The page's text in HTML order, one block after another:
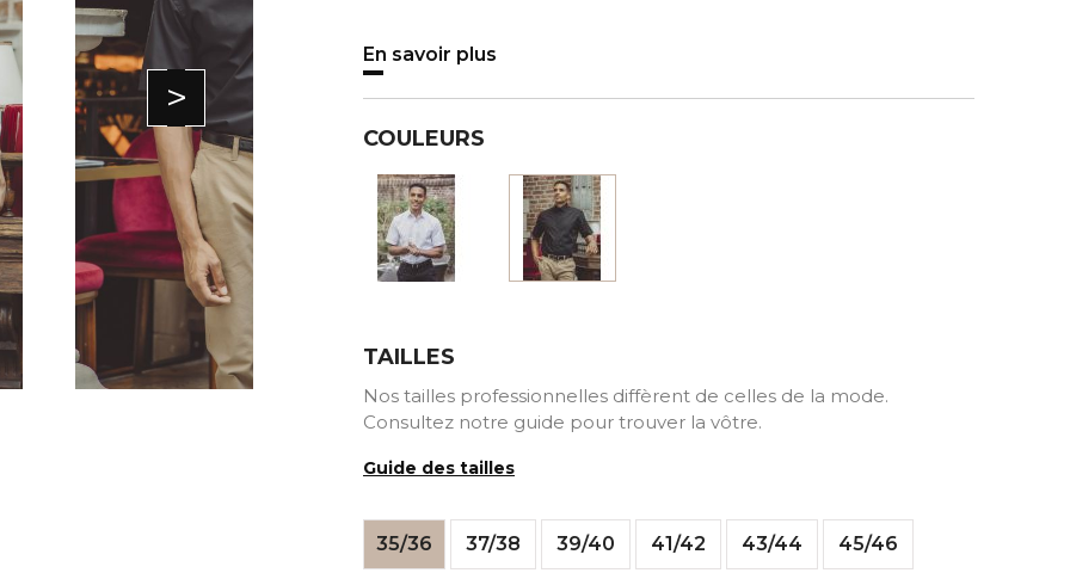
>
En savoir plus
COULEURS
TAILLES
Nos tailles professionnelles diffèrent de celles de la mode.
Consultez notre guide pour trouver la vôtre.
Guide des tailles
35/36 37/38 39/40 41/42 43/44 45/46